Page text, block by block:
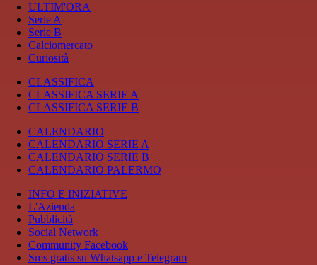
ULTIM'ORA
Serie A
Serie B
Calciomercato
Curiosità
CLASSIFICA
CLASSIFICA SERIE A
CLASSIFICA SERIE B
CALENDARIO
CALENDARIO SERIE A
CALENDARIO SERIE B
CALENDARIO PALERMO
INFO E INIZIATIVE
L'Azienda
Pubblicità
Social Network
Community Facebook
Sms gratis su Whatsapp e Telegram